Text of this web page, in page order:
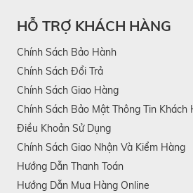
HỖ TRỢ KHÁCH HÀNG
Chính Sách Bảo Hành
Chính Sách Đổi Trả
Chính Sách Giao Hàng
Chính Sách Bảo Mật Thông Tin Khách
Điều Khoản Sử Dụng
Chính Sách Giao Nhận Và Kiểm Hàng
Hướng Dẫn Thanh Toán
Hướng Dẫn Mua Hàng Online